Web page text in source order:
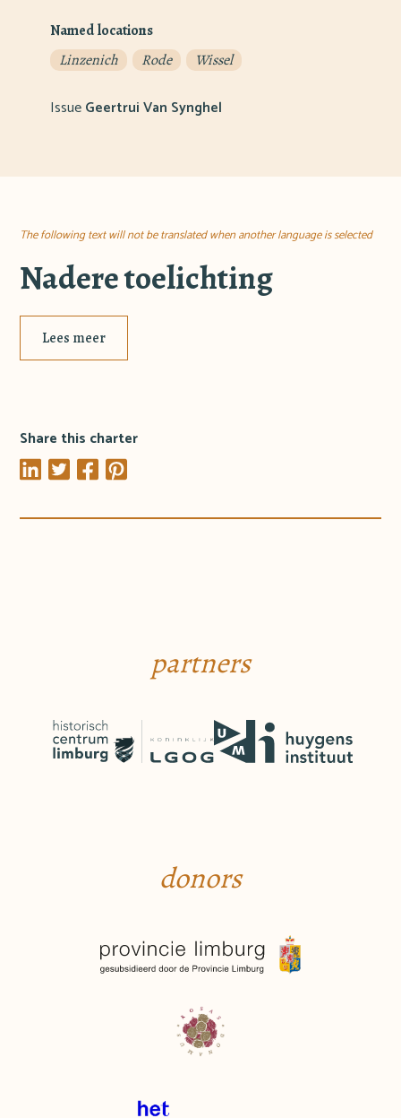
Named locations
Linzenich
Rode Wissel
IssueGeertrui Van Synghel
The following text will not be translated when another language is selected
Nadere toelichting
Lees meer
Share this charter
partners
donors